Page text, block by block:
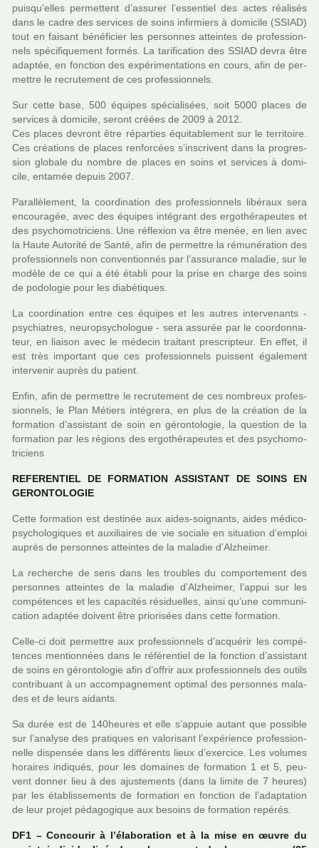
puisqu’elles per­met­tent d’assu­rer l’essen­tiel des actes réa­li­sés
dans le cadre des ser­vi­ces de soins infir­miers à domi­cile (SSIAD)
tout en fai­sant béné­fi­cier les per­son­nes attein­tes de pro­fes­sion­
nels spé­ci­fi­que­ment formés. La tari­fi­ca­tion des SSIAD devra être
adap­tée, en fonc­tion des expé­ri­men­ta­tions en cours, afin de per­
met­tre le recru­te­ment de ces pro­fes­sion­nels.
Sur cette base, 500 équipes spé­cia­li­sées, soit 5000 places de
ser­vi­ces à domi­cile, seront créées de 2009 à 2012.
Ces places devront être répar­ties équitablement sur le ter­ri­toire.
Ces créa­tions de places ren­for­cées s’ins­cri­vent dans la pro­gres­
sion glo­bale du nombre de places en soins et ser­vi­ces à domi­
cile, enta­mée depuis 2007.
Parallèlement, la coor­di­na­tion des pro­fes­sion­nels libé­raux sera
encou­ra­gée, avec des équipes inté­grant des ergo­thé­ra­peu­tes et
des psy­cho­mo­tri­ciens. Une réflexion va être menée, en lien avec
la Haute Autorité de Santé, afin de per­met­tre la rému­né­ra­tion des
pro­fes­sion­nels non conven­tion­nés par l’assu­rance mala­die, sur le
modèle de ce qui a été établi pour la prise en charge des soins
de podo­lo­gie pour les dia­bé­ti­ques.
La coor­di­na­tion entre ces équipes et les autres inter­ve­nants -
psy­chia­tres, neu­ro­psy­cho­lo­gue - sera assu­rée par le coor­don­na­
teur, en liai­son avec le méde­cin trai­tant pres­crip­teur. En effet, il
est très impor­tant que ces pro­fes­sion­nels puis­sent également
inter­ve­nir auprès du patient.
Enfin, afin de per­met­tre le recru­te­ment de ces nom­breux pro­fes­
sion­nels, le Plan Métiers inté­grera, en plus de la créa­tion de la
for­ma­tion d’assis­tant de soin en géron­to­lo­gie, la ques­tion de la
for­ma­tion par les régions des ergo­thé­ra­peu­tes et des psy­cho­mo­
tri­ciens
REFERENTIEL DE FORMATION ASSISTANT DE SOINS EN
GERONTOLOGIE
Cette for­ma­tion est des­ti­née aux aides-soi­gnants, aides médico-
psy­cho­lo­gi­ques et auxi­liai­res de vie sociale en situa­tion d’emploi
auprès de per­son­nes attein­tes de la mala­die d’Alzheimer.
La recher­che de sens dans les trou­bles du com­por­te­ment des
per­son­nes attein­tes de la mala­die d’Alzheimer, l’appui sur les
com­pé­ten­ces et les capa­ci­tés rési­duel­les, ainsi qu’une com­mu­ni­
ca­tion adap­tée doi­vent être prio­ri­sées dans cette for­ma­tion.
Celle-ci doit per­met­tre aux pro­fes­sion­nels d’acqué­rir les com­pé­
ten­ces men­tion­nées dans le réfé­ren­tiel de la fonc­tion d’assis­tant
de soins en géron­to­lo­gie afin d’offrir aux pro­fes­sion­nels des outils
contri­buant à un accom­pa­gne­ment opti­mal des per­son­nes mala­
des et de leurs aidants.
Sa durée est de 140­heu­res et elle s’appuie autant que pos­si­ble
sur l’ana­lyse des pra­ti­ques en valo­ri­sant l’expé­rience pro­fes­sion­
nelle dis­pen­sée dans les dif­fé­rents lieux d’exer­cice. Les volu­mes
horai­res indi­qués, pour les domai­nes de for­ma­tion 1 et 5, peu­
vent donner lieu à des ajus­te­ments (dans la limite de 7 heures)
par les établissements de for­ma­tion en fonc­tion de l’adap­ta­tion
de leur projet péda­go­gi­que aux besoins de for­ma­tion repé­rés.
DF1 – Concourir à l’élaboration et à la mise en œuvre du